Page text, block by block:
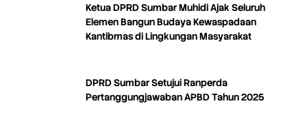
Ketua DPRD Sumbar Muhidi Ajak Seluruh
Elemen Bangun Budaya Kewaspadaan
Kantibmas di Lingkungan Masyarakat
DPRD Sumbar Setujui Ranperda
Pertanggungjawaban APBD Tahun 2025